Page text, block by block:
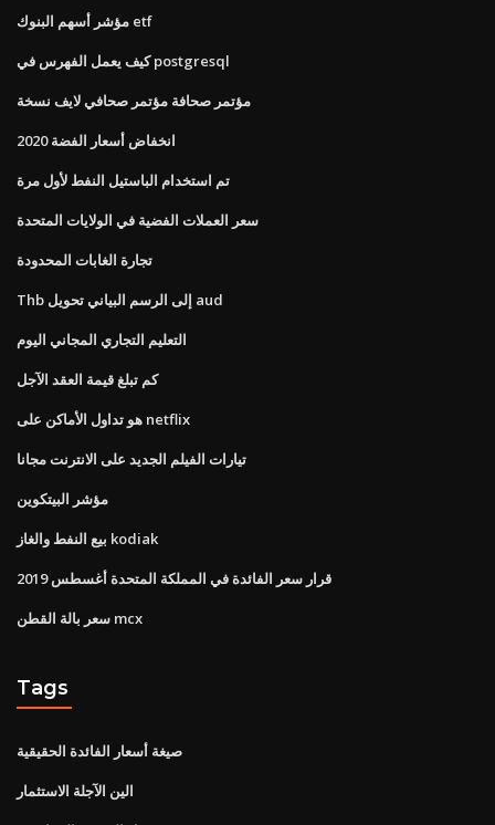
مؤشر أسهم البنوك etf
كيف يعمل الفهرس في postgresql
مؤتمر صحافة مؤتمر صحافي لايف نسخة
انخفاض أسعار الفضة 2020
تم استخدام الباستيل النفط لأول مرة
سعر العملات الفضية في الولايات المتحدة
تجارة الغابات المحدودة
Thb إلى الرسم البياني تحويل aud
التعليم التجاري المجاني اليوم
كم تبلغ قيمة العقد الآجل
هو تداول الأماكن على netflix
تيارات الفيلم الجديد على الانترنت مجانا
مؤشر البيتكوين
بيع النفط والغاز kodiak
قرار سعر الفائدة في المملكة المتحدة أغسطس 2019
سعر بالة القطن mcx
Tags
صيغة أسعار الفائدة الحقيقية
الين الآجلة الاستثمار